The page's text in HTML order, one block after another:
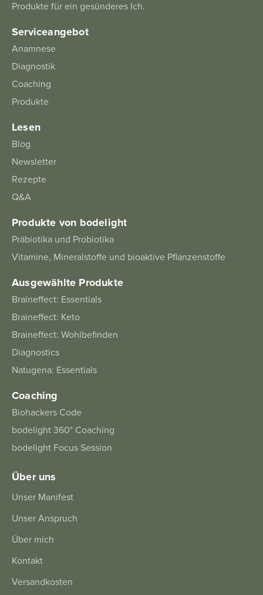
Produkte für ein gesünderes Ich.
Serviceangebot
Anamnese
Diagnostik
Coaching
Produkte
Lesen
Blog
Newsletter
Rezepte
Q&A
Produkte von bodelight
Präbiotika und Probiotika
Vitamine, Mineralstoffe und bioaktive Pflanzenstoffe
Ausgewählte Produkte
Braineffect: Essentials
Braineffect: Keto
Braineffect: Wohlbefinden
Diagnostics
Natugena: Essentials
Coaching
Biohackers Code
bodelight 360° Coaching
bodelight Focus Session
Über uns
Unser Manifest
Unser Anspruch
Über mich
Kontakt
Versandkosten